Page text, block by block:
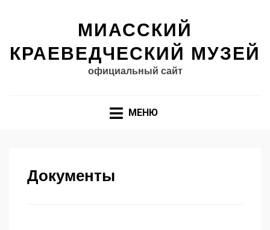
МИАССКИЙ
КРАЕВЕДЧЕСКИЙ МУЗЕЙ
официальный сайт
МЕНЮ
Документы